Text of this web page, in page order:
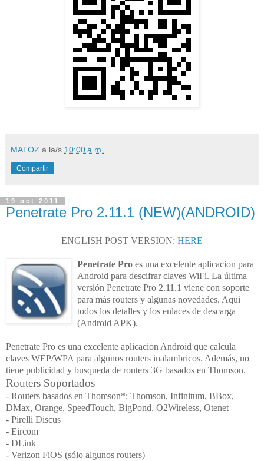
MATOZ a la/s 10:00 a.m.
Compartir
19 oct 2011
Penetrate Pro 2.11.1 (NEW)(ANDROID)
ENGLISH POST VERSION: HERE
Penetrate Pro es una excelente aplicacion para
Android para descifrar claves WiFi. La última
versión Penetrate Pro 2.11.1 viene con soporte
para más routers y algunas novedades. Aqui
todos los detalles y los enlaces de descarga
(Android APK).
Penetrate Pro es una excelente aplicacion Android que calcula
claves WEP/WPA para algunos routers inalambricos. Además, no
tiene publicidad y busqueda de routers 3G basados en Thomson.
Routers Soportados
- Routers basados en Thomson*: Thomson, Infinitum, BBox,
DMax, Orange, SpeedTouch, BigPond, O2Wireless, Otenet
- Pirelli Discus
- Eircom
- DLink
- Verizon FiOS (sólo algunos routers)